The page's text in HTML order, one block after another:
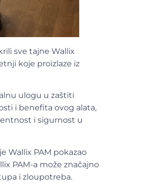
sve tajne Wallix
koje proizlaze iz
ulogu u zaštiti
i benefita ovog alata,
i sigurnost u
Wallix PAM pokazao
PAM-a može značajno
i zloupotreba.